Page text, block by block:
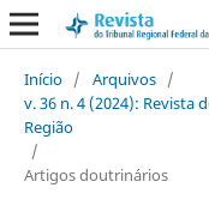
Início / Arquivos /
v. 36 n. 4 (2024): Revista
Região
/
Artigos doutrinários